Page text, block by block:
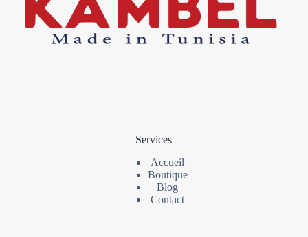
Services
Accueil
Boutique
Blog
Contact